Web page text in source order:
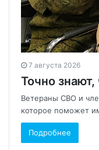
7 августа 2026
Точно знают,
Ветераны СВО и
которое поможет
Подробнее